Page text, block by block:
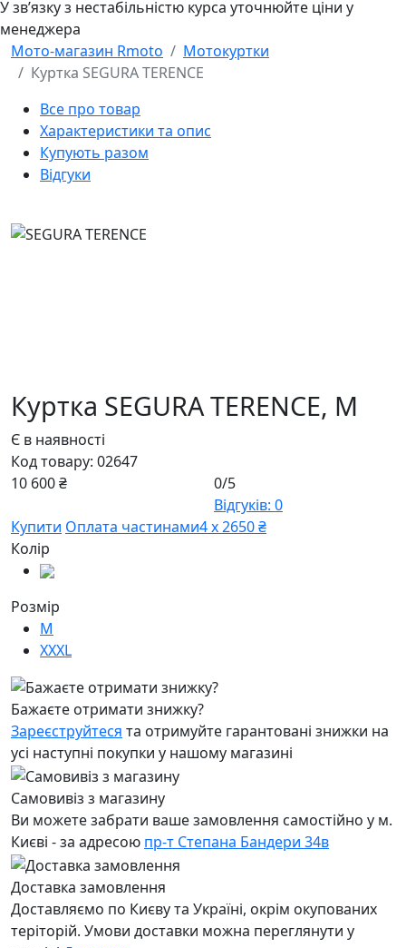
У звʼязку з нестабільністю курса уточнюйте ціни у
менеджера
Мото-магазин Rmoto
Мотокуртки
Куртка SEGURA TERENCE
Все про товар
Характеристики та опис
Купують разом
Відгуки
Куртка SEGURA TERENCE, M
Є в наявності
Код товару: 02647
10 600 ₴
0/5
Відгуків: 0
Купити Оплата частинами4 х 2650 ₴
Колір
Розмір
M
XXXL
Бажаєте отримати знижку?
Зареєструйтеся та отримуйте гарантовані знижки на
усі наступні покупки у нашому магазині
Самовивіз з магазину
Ви можете забрати ваше замовлення самостійно у м.
Києві - за адресою пр-т Степана Бандери 34в
Доставка замовлення
Доставляємо по Києву та Україні, окрім окупованих
теріторій. Умови доставки можна переглянути у